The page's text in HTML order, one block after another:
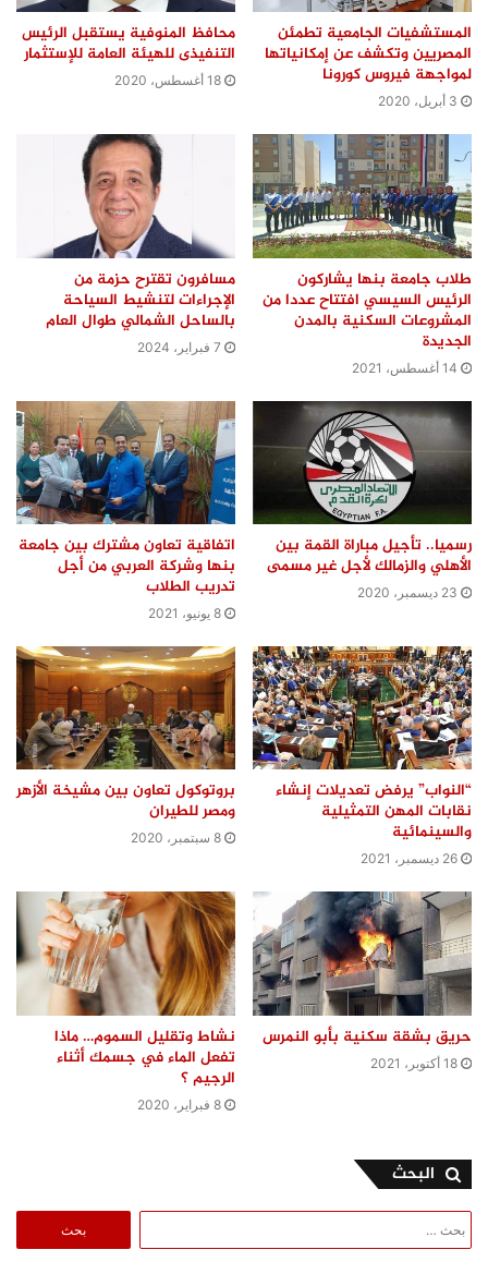
المستشفيات الجامعية تطمئن
المصريين وتكشف عن إمكانياتها
لمواجهة فيروس كورونا
3 أبريل، 2020
محافظ المنوفية يستقبل الرئيس
التنفيذى للهيئة العامة للإستثمار
18 أغسطس، 2020
طلاب جامعة بنها يشاركون
الرئيس السيسي افتتاح عددا من
المشروعات السكنية بالمدن
الجديدة
14 أغسطس، 2021
مسافرون تقترح حزمة من
الإجراءات لتنشيط السياحة
بالساحل الشمالي طوال العام
7 فبراير، 2024
رسميا.. تأجيل مباراة القمة بين
الأهلي والزمالك لأجل غير مسمى
23 ديسمبر، 2020
اتفاقية تعاون مشترك بين جامعة
بنها وشركة العربي من أجل
تدريب الطلاب
8 يونيو، 2021
“النواب” يرفض تعديلات إنشاء
نقابات المهن التمثيلية
والسينمائية
26 ديسمبر، 2021
بروتوكول تعاون بين مشيخة الأزهر
ومصر للطيران
8 سبتمبر، 2020
حريق بشقة سكنية بأبو النمرس
18 أكتوبر، 2021
نشاط وتقليل السموم… ماذا
تفعل الماء في جسمك أثناء
الرجيم ؟
8 فبراير، 2020
البحث
عن: